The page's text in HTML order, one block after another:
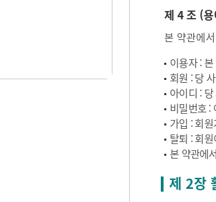
제 4 조 (
본 약관에
이용자 :
회원 : 당
아이디 :
비밀번호 :
가입 : 회
탈퇴 : 회
본 약관에
제 2장